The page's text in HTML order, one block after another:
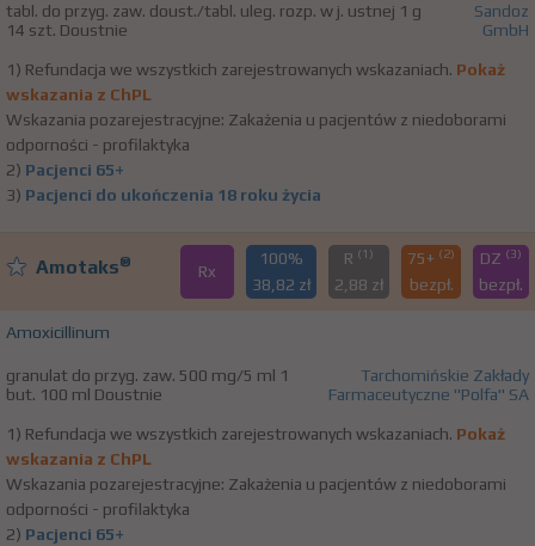
tabl. do przyg. zaw. doust./tabl. uleg. rozp. w j. ustnej 1 g
14 szt. Doustnie
Sandoz
GmbH
1) Refundacja we wszystkich zarejestrowanych wskazaniach. Pokaż
wskazania z ChPL
Wskazania pozarejestracyjne: Zakażenia u pacjentów z niedoborami
odporności - profilaktyka
2) Pacjenci 65+
3) Pacjenci do ukończenia 18 roku życia
Amotaks® Rx
100%
38,82 zł
R (1)
2,88 zł
75+ (2)
bezpł.
DZ (3)
bezpł.
Amoxicillinum
granulat do przyg. zaw. 500 mg/5 ml 1
but. 100 ml Doustnie
Tarchomińskie Zakłady
Farmaceutyczne "Polfa" SA
1) Refundacja we wszystkich zarejestrowanych wskazaniach. Pokaż
wskazania z ChPL
Wskazania pozarejestracyjne: Zakażenia u pacjentów z niedoborami
odporności - profilaktyka
2) Pacjenci 65+